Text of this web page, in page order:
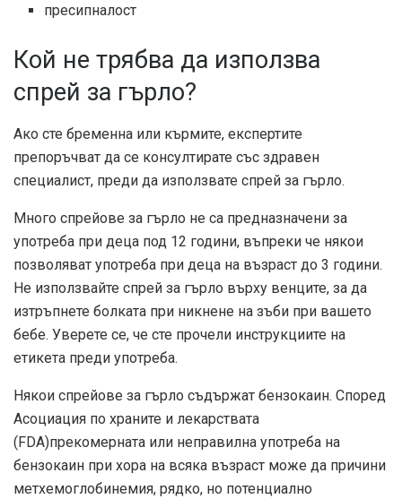
пресипналост
Кой не трябва да използва
спрей за гърло?
Ако сте бременна или кърмите, експертите
препоръчват да се консултирате със здравен
специалист, преди да използвате спрей за гърло.
Много спрейове за гърло не са предназначени за
употреба при деца под 12 години, въпреки че някои
позволяват употреба при деца на възраст до 3 години.
Не използвайте спрей за гърло върху венците, за да
изтръпнете болката при никнене на зъби при вашето
бебе. Уверете се, че сте прочели инструкциите на
етикета преди употреба.
Някои спрейове за гърло съдържат бензокаин. Според
Асоциация по храните и лекарствата
(FDA)прекомерната или неправилна употреба на
бензокаин при хора на всяка възраст може да причини
метхемоглобинемия, рядко, но потенциално